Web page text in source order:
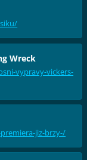
Wreck
vypravy-vickers-
jiz-brzy-/